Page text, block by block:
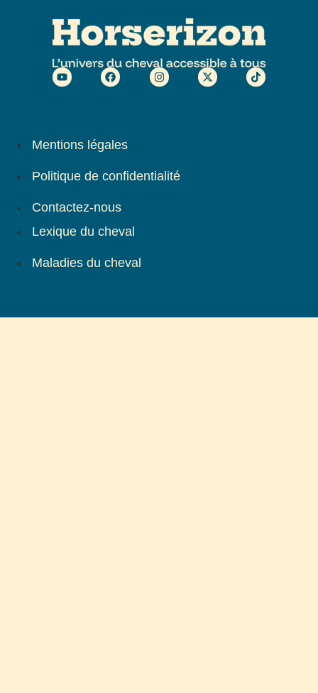
Mentions légales
Politique de confidentialité
Contactez-nous
Lexique du cheval
Maladies du cheval